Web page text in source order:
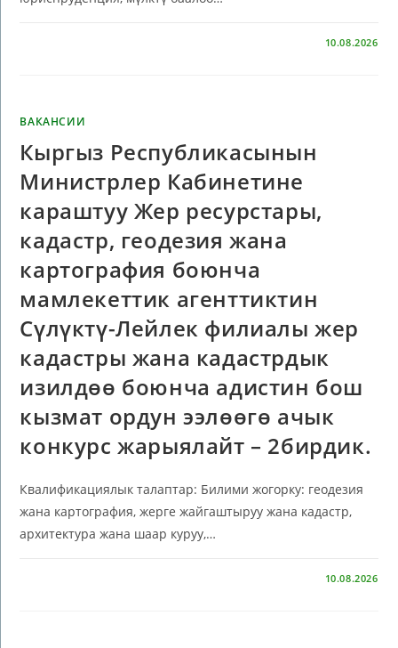
10.08.2026
ВАКАНСИИ
Кыргыз Республикасынын
Министрлер Кабинетине
караштуу Жер ресурстары,
кадастр, геодезия жана
картография боюнча
мамлекеттик агенттиктин
Сүлүктү-Лейлек филиалы жер
кадастры жана кадастрдык
изилдөө боюнча адистин бош
кызмат ордун ээлөөгө ачык
конкурс жарыялайт – 2бирдик.
Квалификациялык талаптар: Билими жогорку: геодезия
жана картография, жерге жайгаштыруу жана кадастр,
архитектура жана шаар куруу,…
10.08.2026